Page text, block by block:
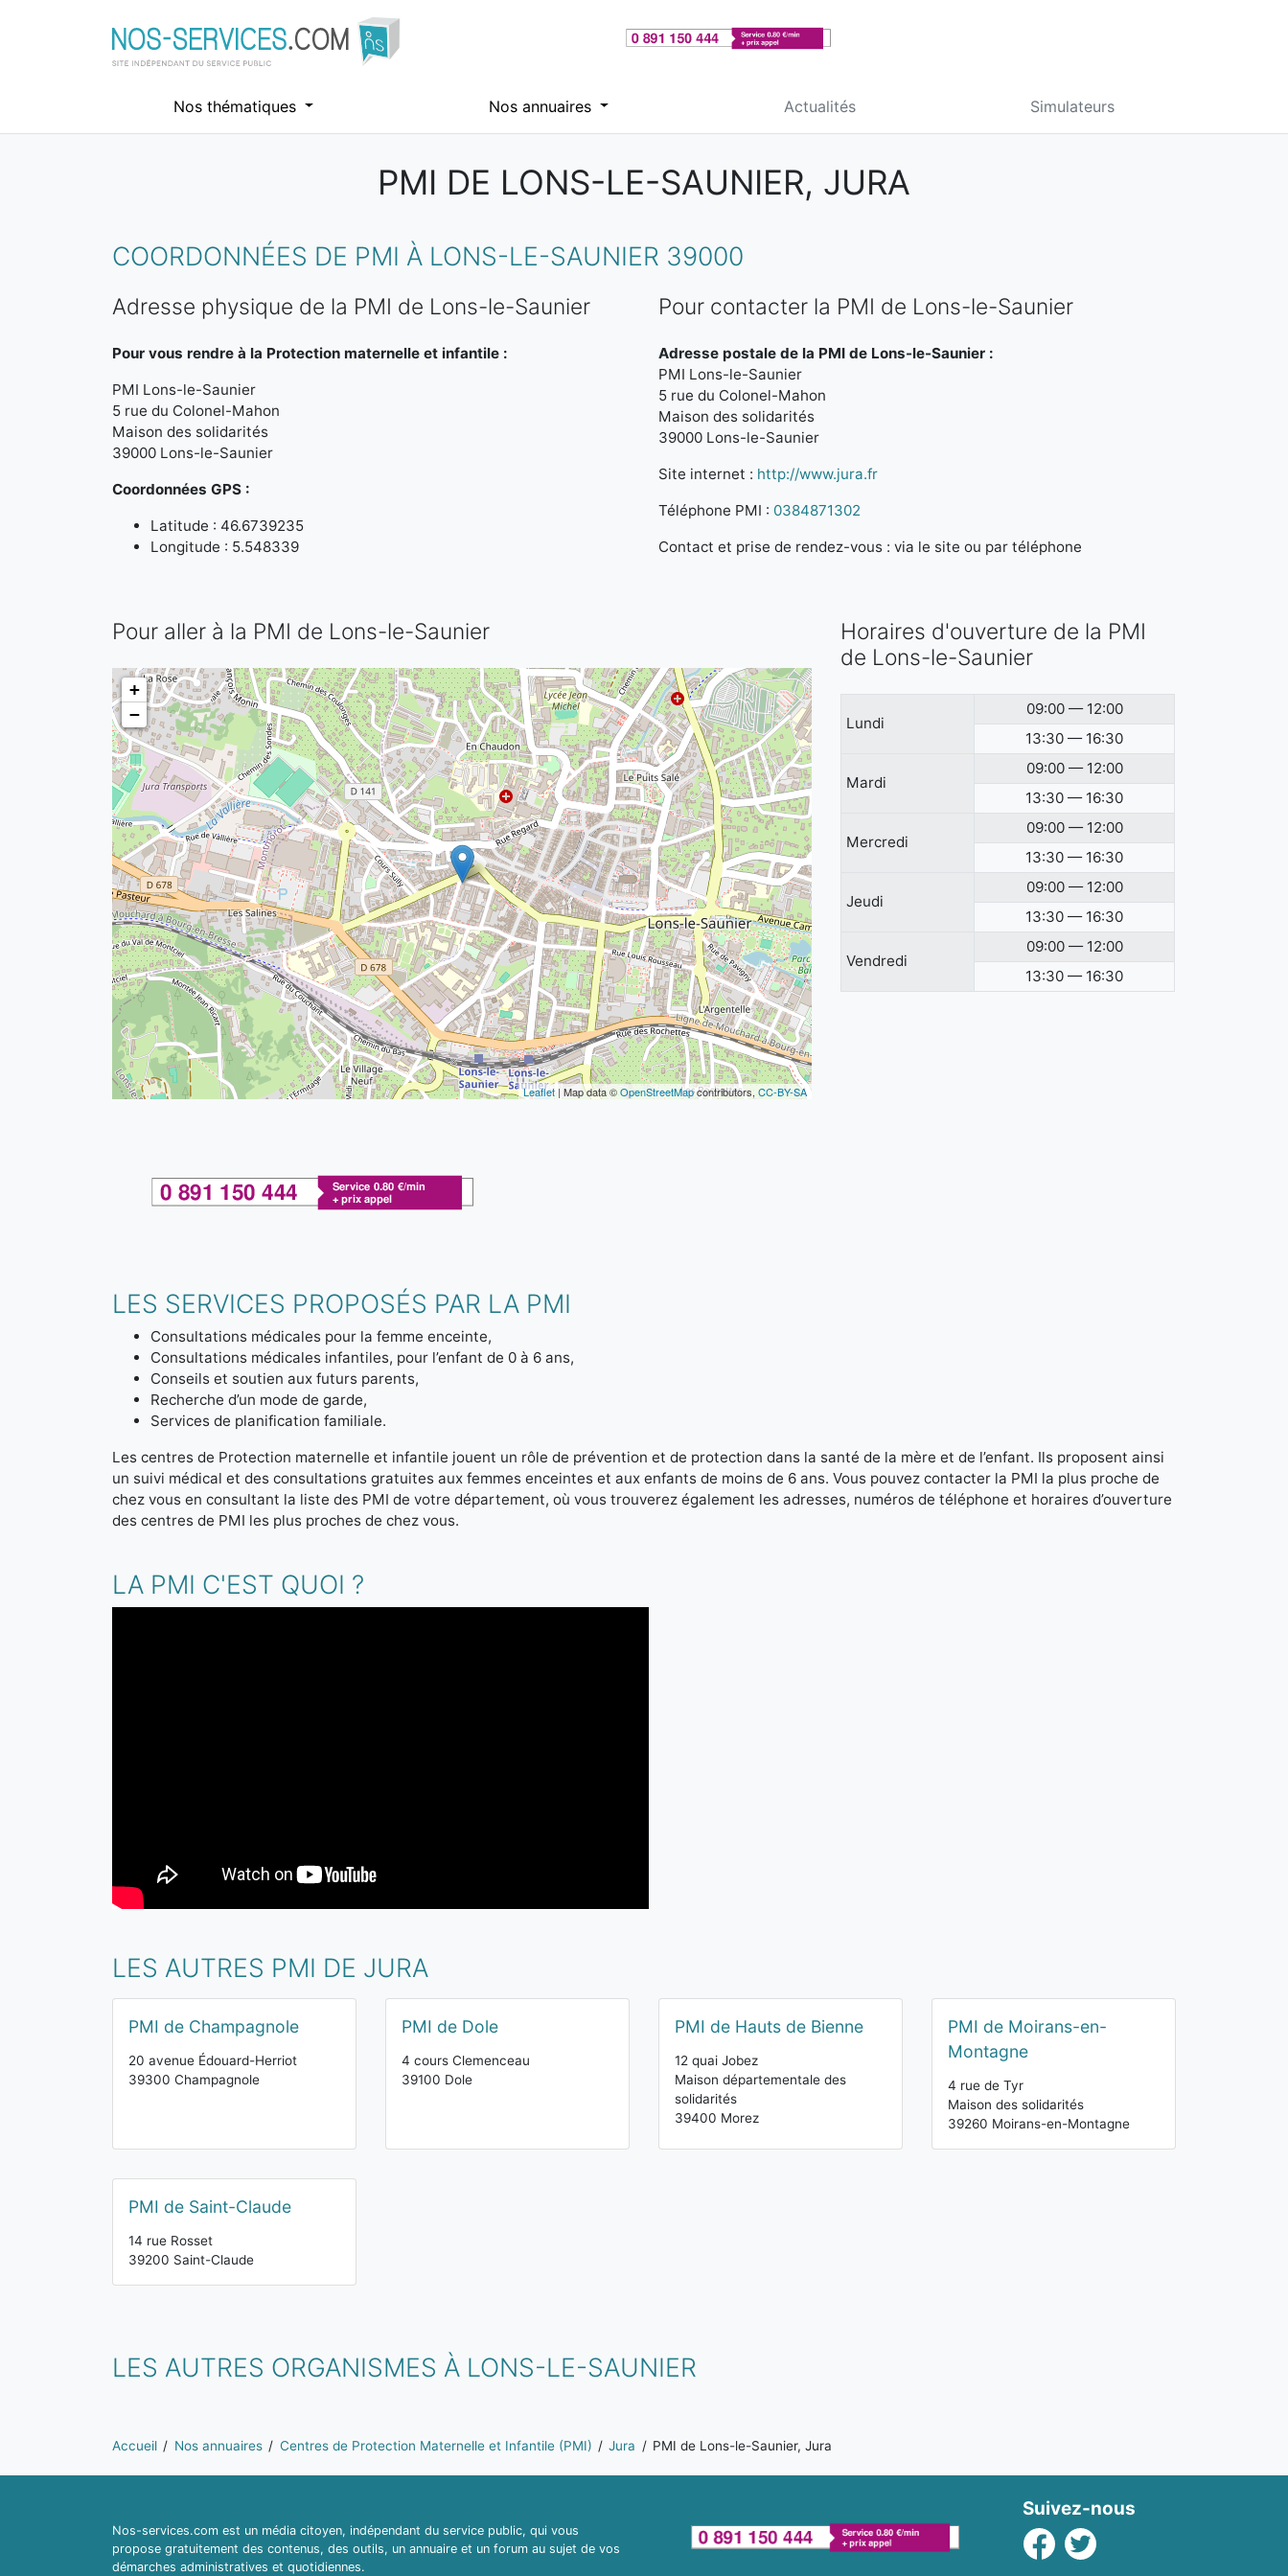
Nos thématiques Nos annuaires Actualités Simulateurs
PMI DE LONS-LE-SAUNIER, JURA
COORDONNÉES DE PMI À LONS-LE-SAUNIER 39000
Adresse physique de la PMI de Lons-le-Saunier
Pour vous rendre à la Protection maternelle et infantile :
PMI Lons-le-Saunier
5 rue du Colonel-Mahon
Maison des solidarités
39000 Lons-le-Saunier
Coordonnées GPS :
Latitude : 46.6739235
Longitude : 5.548339
Pour contacter la PMI de Lons-le-Saunier
Adresse postale de la PMI de Lons-le-Saunier :
PMI Lons-le-Saunier
5 rue du Colonel-Mahon
Maison des solidarités
39000 Lons-le-Saunier
Site internet : http://www.jura.fr
Téléphone PMI : 0384871302
Contact et prise de rendez-vous : via le site ou par téléphone
Pour aller à la PMI de Lons-le-Saunier
+
−
Leaflet | Map data ©OpenStreetMapcontributors, CC-BY-SA
Horaires d'ouverture de la PMI
de Lons-le-Saunier
Lundi
09:00 — 12:00
13:30 — 16:30
Mardi
09:00 — 12:00
13:30 — 16:30
Mercredi
09:00 — 12:00
13:30 — 16:30
Jeudi
09:00 — 12:00
13:30 — 16:30
Vendredi
09:00 — 12:00
13:30 — 16:30
LES SERVICES PROPOSÉS PAR LA PMI
Consultations médicales pour la femme enceinte,
Consultations médicales infantiles, pour l’enfant de 0 à 6 ans,
Conseils et soutien aux futurs parents,
Recherche d’un mode de garde,
Services de planification familiale.
Les centres de Protection maternelle et infantile jouent un rôle de prévention et de protection dans la santé de la mère et de l’enfant. Ils proposent ainsi
un suivi médical et des consultations gratuites aux femmes enceintes et aux enfants de moins de 6 ans. Vous pouvez contacter la PMI la plus proche de
chez vous en consultant la liste des PMI de votre département, où vous trouverez également les adresses, numéros de téléphone et horaires d’ouverture
des centres de PMI les plus proches de chez vous.
LA PMI C'EST QUOI ?
LES AUTRES PMI DE JURA
PMI de Champagnole
20 avenue Édouard-Herriot
39300 Champagnole
PMI de Dole
4 cours Clemenceau
39100 Dole
PMI de Hauts de Bienne
12 quai Jobez
Maison départementale des
solidarités
39400 Morez
PMI de Moirans-en-
Montagne
4 rue de Tyr
Maison des solidarités
39260 Moirans-en-Montagne
PMI de Saint-Claude
14 rue Rosset
39200 Saint-Claude
LES AUTRES ORGANISMES À LONS-LE-SAUNIER
Vous êtes ici:
Accueil Nos annuaires Centres de Protection Maternelle et Infantile (PMI) Jura PMI de Lons-le-Saunier, Jura
Nos-services.com est un média citoyen, indépendant du service public, qui vous
propose gratuitement des contenus, des outils, un annuaire et un forum au sujet de vos
démarches administratives et quotidiennes.
Suivez-nous
Facebook
Twitter